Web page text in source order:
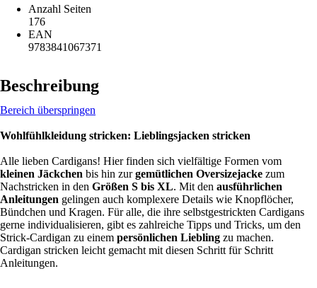
Anzahl Seiten
176
EAN
9783841067371
Beschreibung
Bereich überspringen
Wohlfühlkleidung stricken: Lieblingsjacken stricken
Alle lieben Cardigans! Hier finden sich vielfältige Formen vom
kleinen Jäckchen bis hin zurgemütlichen Oversizejacke zum
Nachstricken in den Größen S bis XL. Mit den ausführlichen
Anleitungen gelingen auch komplexere Details wie Knopflöcher,
Bündchen und Kragen. Für alle, die ihre selbstgestrickten Cardigans
gerne individualisieren, gibt es zahlreiche Tipps und Tricks, um den
Strick-Cardigan zu einem persönlichen Liebling zu machen.
Cardigan stricken leicht gemacht mit diesen Schritt für Schritt
Anleitungen.